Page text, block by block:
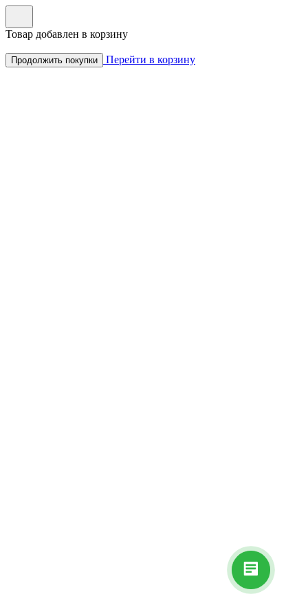
Товар добавлен в корзину
Продолжить покупки Перейти в корзину